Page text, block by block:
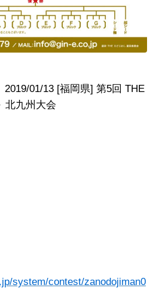
2019/01/13 [福岡県] 第5回 THE
北九州大会
system/contest/zanodojiman0